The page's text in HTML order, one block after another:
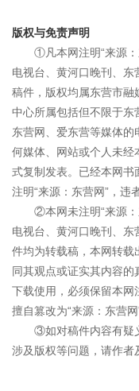
版权与免责声明
①凡本网注明“来源
电视台、黄河口晚刊、东
稿件，版权均属东营市
中心所属包括但不限于东
东营网、爱东营等媒体
何媒体、网站或个人未
式复制发表。已经本网书
注明“来源：东营网”，违
②本网未注明“来源
电视台、黄河口晚刊、东
件均为转载稿，本网转
同其观点或证实其内容
下载使用，必须保留本网
擅自篡改为“来源：东营
③如对稿件内容有疑
涉及版权等问题，请作者